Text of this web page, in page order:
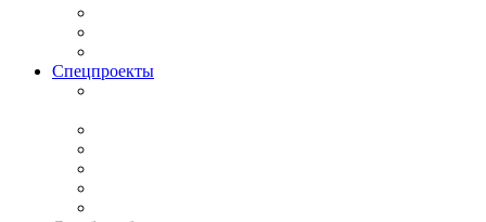
Спецпроекты